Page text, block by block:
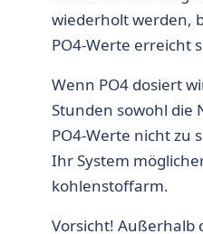
wiederholt werden,
PO4-Werte erreicht
Wenn PO4 dosiert
Stunden sowohl die
PO4-Werte nicht zu
Ihr System
kohlenstoffarm.
Vorsicht! Außerhalb